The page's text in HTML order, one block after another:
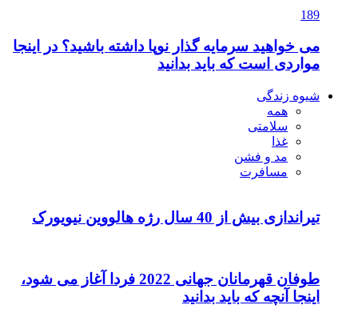
189
می خواهید سرمایه گذار نوپا داشته باشید؟ در اینجا
مواردی است که باید بدانید
شیوه زندگی
همه
سلامتی
غذا
مد و فشن
مسافرت
تیراندازی بیش از 40 سال رژه هالووین نیویورک
طوفان قهرمانان جهانی 2022 فردا آغاز می شود،
اینجا آنچه که باید بدانید